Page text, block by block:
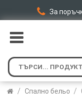
За
/ Спално бельо /